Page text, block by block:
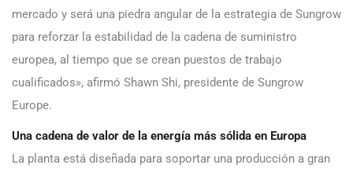
mercado y será una piedra angular de la estrategia de Sungrow
para reforzar la estabilidad de la cadena de suministro
europea, al tiempo que se crean puestos de trabajo
cualificados», afirmó Shawn Shi, presidente de Sungrow
Europe.
Una cadena de valor de la energía más sólida en Europa
La planta está diseñada para soportar una producción a gran